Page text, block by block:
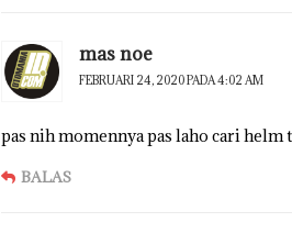
mas noe
FEBRUARI 24, 2020 PADA 4:02 AM
pas nih momennya pas laho cari
BALAS